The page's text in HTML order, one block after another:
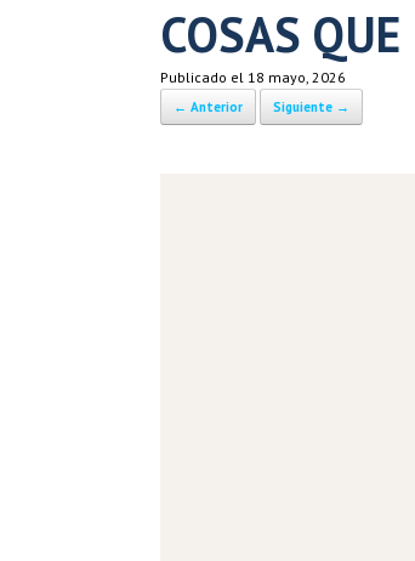
COSAS
Publicado el 18 mayo, 2026
← Anterior Siguiente →